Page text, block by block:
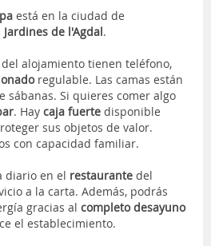
está en la ciudad de
Jardines de l'Agdal.
alojamiento tienen teléfono,
regulable. Las camas están
sábanas. Si quieres comer algo
. Hay caja fuerte disponible
sus objetos de valor.
con capacidad familiar.
diario en el restaurante del
a la carta. Además, podrás
gracias al completo desayuno
el establecimiento.